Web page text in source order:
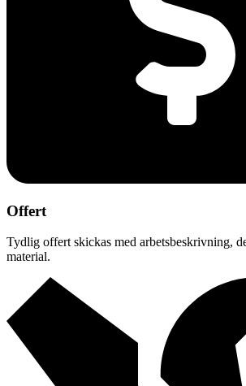
Offert
Tydlig offert skickas med arbetsbeskrivning,
material.